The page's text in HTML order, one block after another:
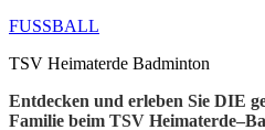
FUSSBALL
TSV Heimaterde Badminton
Entdecken und erleben Sie DIE
Familie beim TSV